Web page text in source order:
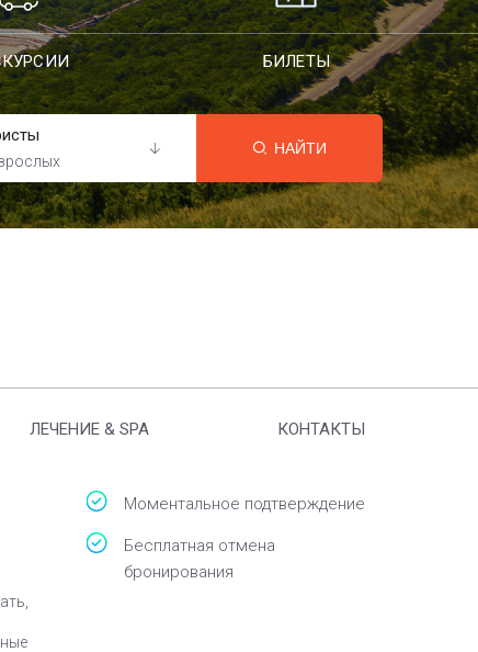
БИЛЕТЫ
НАЙТИ
ЛЕЧЕНИЕ & SPA КОНТАКТЫ
Моментальное подтверждение
Бесплатная отмена
бронирования